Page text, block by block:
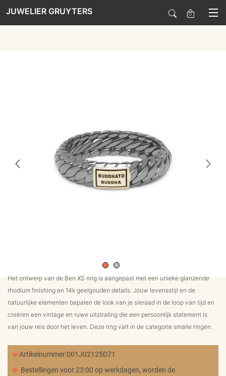
JUWELIER GRUYTERS
SMARTWATCHES
NORQAIN
REPARATIE
0
Het ontwerp van de Ben XS ring is aangepast met een unieke glanzende
rhodium finishing en 14k geelgouden details. Jouw levensstijl en de
natuurlijke elementen bepalen de look van je sieraad in de loop van tijd en
creëren een vintage en ruwe uitstraling die een persoonlijk statement is
van jouw reis door het leven. Deze ring valt in de categorie smalle ringen.
Artikelnummer:001J02125D71
Bestellingen voor 23:00 op werkdagen, worden de